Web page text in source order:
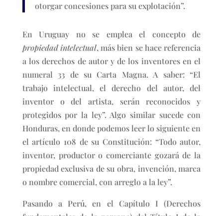
otorgar concesiones para su explotación”.
En Uruguay no se emplea el concepto de
propiedad intelectual, más bien se hace referencia
a los derechos de autor y de los inventores en el
numeral 33 de su Carta Magna. A saber: “El
trabajo intelectual, el derecho del autor, del
inventor o del artista, serán reconocidos y
protegidos por la ley”. Algo similar sucede con
Honduras, en donde podemos leer lo siguiente en
el artículo 108 de su Constitución: “Todo autor,
inventor, productor o comerciante gozará de la
propiedad exclusiva de su obra, invención, marca
o nombre comercial, con arreglo a la ley”.
Pasando a Perú, en el Capítulo I (Derechos